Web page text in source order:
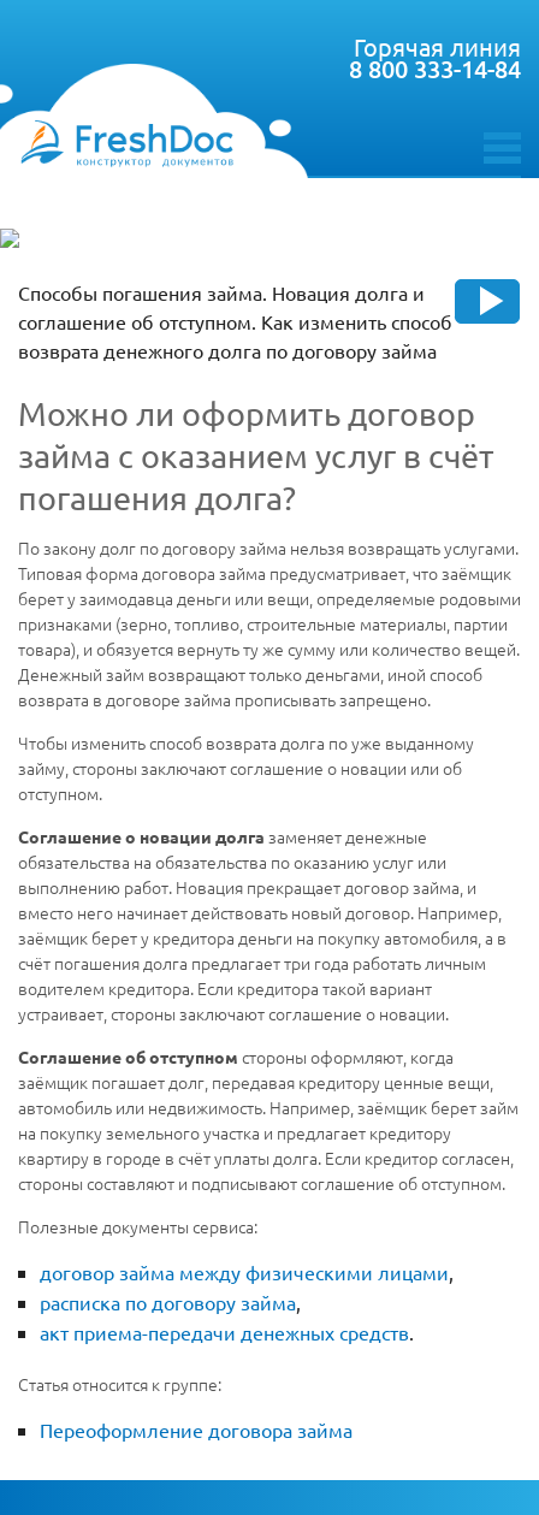
toggle
Горячая линия
8 800 333-14-84
Способы погашения займа. Новация долга и
соглашение об отступном. Как изменить способ
возврата денежного долга по договору займа
Можно ли оформить договор
займа с оказанием услуг в счёт
погашения долга?
По закону долг по договору займа нельзя возвращать услугами.
Типовая форма договора займа предусматривает, что заёмщик
берет у заимодавца деньги или вещи, определяемые родовыми
признаками (зерно, топливо, строительные материалы, партии
товара), и обязуется вернуть ту же сумму или количество вещей.
Денежный займ возвращают только деньгами, иной способ
возврата в договоре займа прописывать запрещено.
Чтобы изменить способ возврата долга по уже выданному
займу, стороны заключают соглашение о новации или об
отступном.
Соглашение о новации долга заменяет денежные
обязательства на обязательства по оказанию услуг или
выполнению работ. Новация прекращает договор займа, и
вместо него начинает действовать новый договор. Например,
заёмщик берет у кредитора деньги на покупку автомобиля, а в
счёт погашения долга предлагает три года работать личным
водителем кредитора. Если кредитора такой вариант
устраивает, стороны заключают соглашение о новации.
Соглашение об отступном стороны оформляют, когда
заёмщик погашает долг, передавая кредитору ценные вещи,
автомобиль или недвижимость. Например, заёмщик берет займ
на покупку земельного участка и предлагает кредитору
квартиру в городе в счёт уплаты долга. Если кредитор согласен,
стороны составляют и подписывают соглашение об отступном.
Полезные документы сервиса:
договор займа между физическими лицами,
расписка по договору займа,
акт приема-передачи денежных средств.
Статья относится к группе:
Переоформление договора займа